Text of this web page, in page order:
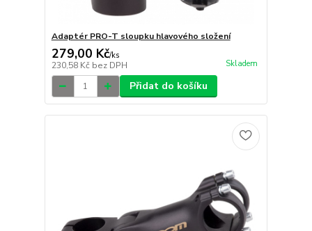
Adaptér PRO-T sloupku hlavového složení
279,00 Kč/ks
230,58 Kč bez DPH Skladem
Přidat do košíku